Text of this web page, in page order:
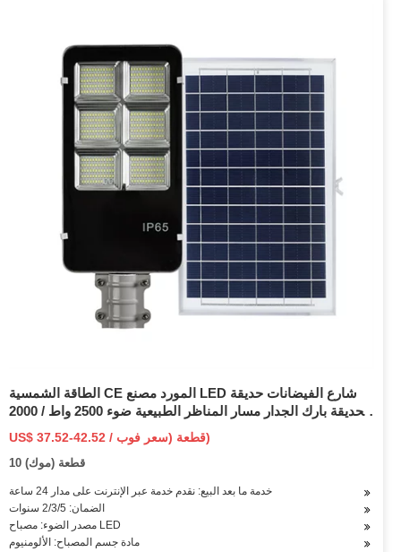
الطاقة الشمسية CE المورد مصنع LED شارع الفيضانات حديقة
الحديقة بارك الجدار مسار المناظر الطبيعية ضوء 2500 واط / 2000
واط / 1500 واط / 1200 واط / 1000 واط / 800 واط / 600 واط /
US$ 37.52-42.52 / قطعة (سعر فوب)
10 قطعة (موك)
خدمة ما بعد البيع: نقدم خدمة عبر الإنترنت على مدار 24 ساعة
الضمان: 2/3/5 سنوات
مصدر الضوء: مصباح LED
مادة جسم المصباح: الألومنيوم